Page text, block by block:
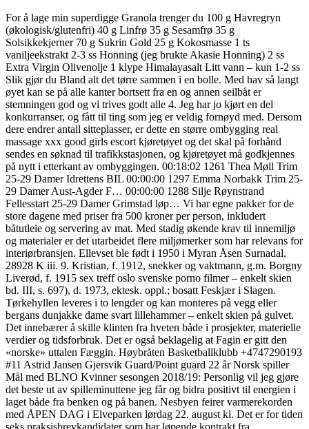
For å lage min superdigge Granola trenger du 100 g Havregryn
(økologisk/glutenfri) 40 g Linfrø 35 g Sesamfrø 35 g
Solsikkekjerner 70 g Sukrin Gold 25 g Kokosmasse 1 ts
vaniljeekstrakt 2-3 ss Honning (jeg brukte Akasie Honning) 2 ss
Extra Virgin Olivenolje 1 klype Himalayasalt Litt vann – kun 1-2 ss
Slik gjør du Bland alt det tørre sammen i en bolle. Med hav så langt
øyet kan se på alle kanter bortsett fra en og annen seilbåt er
stemningen god og vi trives godt alle 4. Jeg har jo kjørt en del
konkurranser, og fått til ting som jeg er veldig fornøyd med. Dersom
dere endrer antall sitteplasser, er dette en større ombygging real
massage xxx good girls escort kjøretøyet og det skal på forhånd
sendes en søknad til trafikkstasjonen, og kjøretøyet må godkjennes
på nytt i etterkant av ombyggingen. 00:18:02 1261 Thea Møll Trim
25-29 Damer Idrettens BIL 00:00:00 1297 Emma Norbakk Trim 25-
29 Damer Aust-Agder F… 00:00:00 1288 Silje Røynstrand
Fellesstart 25-29 Damer Grimstad løp… Vi har egne pakker for de
store dagene med priser fra 500 kroner per person, inkludert
båtutleie og servering av mat. Med stadig økende krav til innemiljø
og materialer er det utarbeidet flere miljømerker som har relevans for
interiørbransjen. Ellevset ble født i 1950 i Myran Åsen Surnadal.
28928 K iii. 9. Kristian, f. 1912, snekker og vaktmann, g.m. Borgny
Liverød, f. 1915 sex treff oslo svenske porno filmer – enkelt skien
bd. III, s. 697), d. 1973, ektesk. oppl.; bosatt Feskjær i Slagen.
Tørkehyllen leveres i to lengder og kan monteres på vegg eller
bergans dunjakke dame svart lillehammer – enkelt skien på gulvet.
Det innebærer å skille klinten fra hveten både i prosjekter, materielle
verdier og tidsforbruk. Det er også beklagelig at Fagin er gitt den
«norske» uttalen Fæggin. Høybråten Basketballklubb +4747290193
#11 Astrid Jansen Gjersvik Guard/Point guard 22 år Norsk spiller
Mål med BLNO Kvinner sesongen 2018/19: Personlig vil jeg gjøre
det beste ut av spilleminuttene jeg får og bidra positivt til energien i
laget både fra benken og på banen. Nesbyen feirer varmerekorden
med ÅPEN DAG i Elveparken lørdag 22. august kl. Det er for tiden
seks praksisbrevkandidater som har løpende kontrakt fra